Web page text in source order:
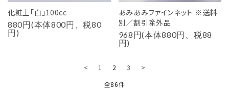
化粧土「白」100cc
880円(本体800円、税80
円)
あみあみファインネット ※送料
別／割引除外品
968円(本体880円、税88
円)
< 1 2 3
>
全86件